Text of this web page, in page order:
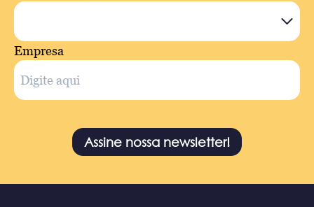
Empresa
Assine nossa newsletter!